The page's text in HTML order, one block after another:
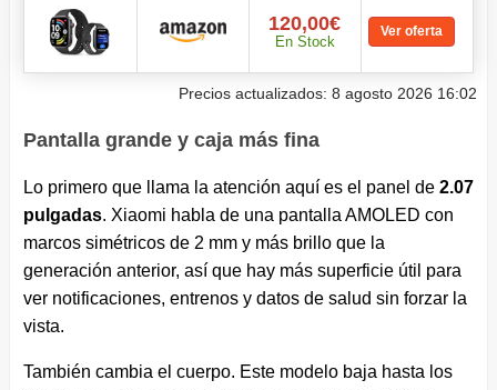
120,00€
En Stock
Ver oferta
Precios actualizados: 8 agosto 2026 16:02
Pantalla grande y caja más fina
Lo primero que llama la atención aquí es el panel de 2.07
pulgadas. Xiaomi habla de una pantalla AMOLED con
marcos simétricos de 2 mm y más brillo que la
generación anterior, así que hay más superficie útil para
ver notificaciones, entrenos y datos de salud sin forzar la
vista.
También cambia el cuerpo. Este modelo baja hasta los